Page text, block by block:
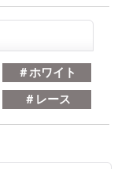
＃ホワイト
＃レース